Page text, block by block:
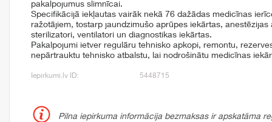
pakalpojumus slimnīcai.
Specifikācijā iekļautas vairāk nekā 76 dažādas medicīnas
ražotājiem, tostarp jaundzimušo aprūpes iekārtas,
sterilizatori, ventilatori un diagnostikas iekārtas.
Pakalpojumi ietver regulāru tehnisko apkopi, remontu,
nepārtrauktu tehnisko atbalstu, lai nodrošinātu medicīnas
Iepirkumi.lv ID: 5448715
Pilna iepirkuma informācija bezmaksas ir apskatāma